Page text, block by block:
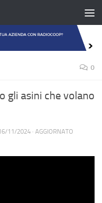
0
gli asini che volano
11/2024 · AGGIORNATO